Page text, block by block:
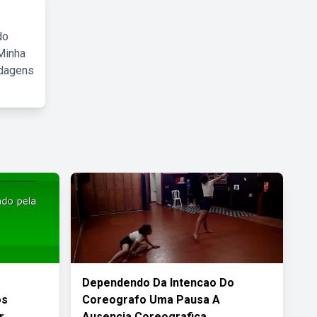
Dependendo Da Intencao Do
Coreografo Uma Pausa A